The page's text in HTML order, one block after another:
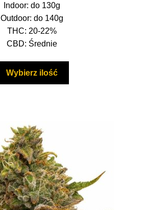
Indoor: do 130g
Outdoor: do 140g
THC: 20-22%
CBD: Średnie
Wybierz ilość
stronie
produktu